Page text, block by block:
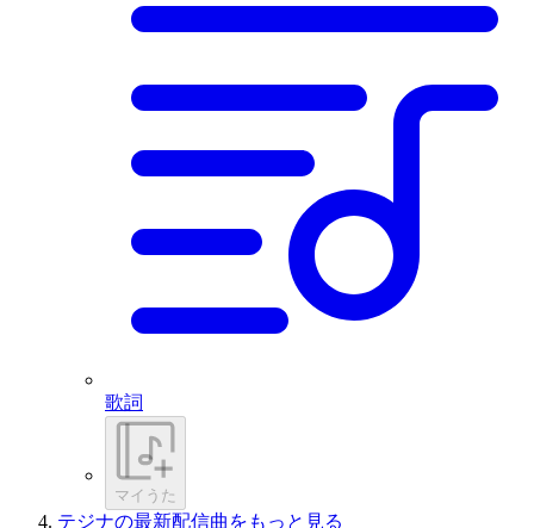
歌詞
マイうた
テジナの最新配信曲をもっと見る